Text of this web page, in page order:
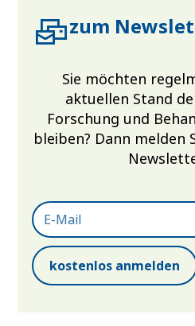
zum
Sie möchten
aktuellen Stand
Forschung und
bleiben? Dann melden